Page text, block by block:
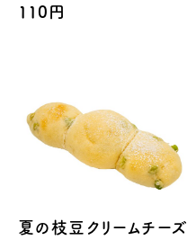
110円
夏の枝豆クリームチーズ